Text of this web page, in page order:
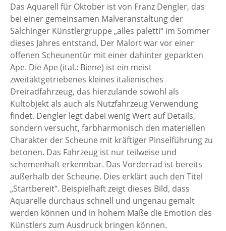
Das Aquarell für Oktober ist von Franz Dengler, das
bei einer gemeinsamen Malveranstaltung der
Salchinger Künstlergruppe „alles paletti“ im Sommer
dieses Jahres entstand. Der Malort war vor einer
offenen Scheunentür mit einer dahinter geparkten
Ape. Die Ape (ital.: Biene) ist ein meist
zweitaktgetriebenes kleines italienisches
Dreiradfahrzeug, das hierzulande sowohl als
Kultobjekt als auch als Nutzfahrzeug Verwendung
findet. Dengler legt dabei wenig Wert auf Details,
sondern versucht, farbharmonisch den materiellen
Charakter der Scheune mit kräftiger Pinselführung zu
betonen. Das Fahrzeug ist nur teilweise und
schemenhaft erkennbar. Das Vorderrad ist bereits
außerhalb der Scheune. Dies erklärt auch den Titel
„Startbereit“. Beispielhaft zeigt dieses Bild, dass
Aquarelle durchaus schnell und ungenau gemalt
werden können und in hohem Maße die Emotion des
Künstlers zum Ausdruck bringen können.